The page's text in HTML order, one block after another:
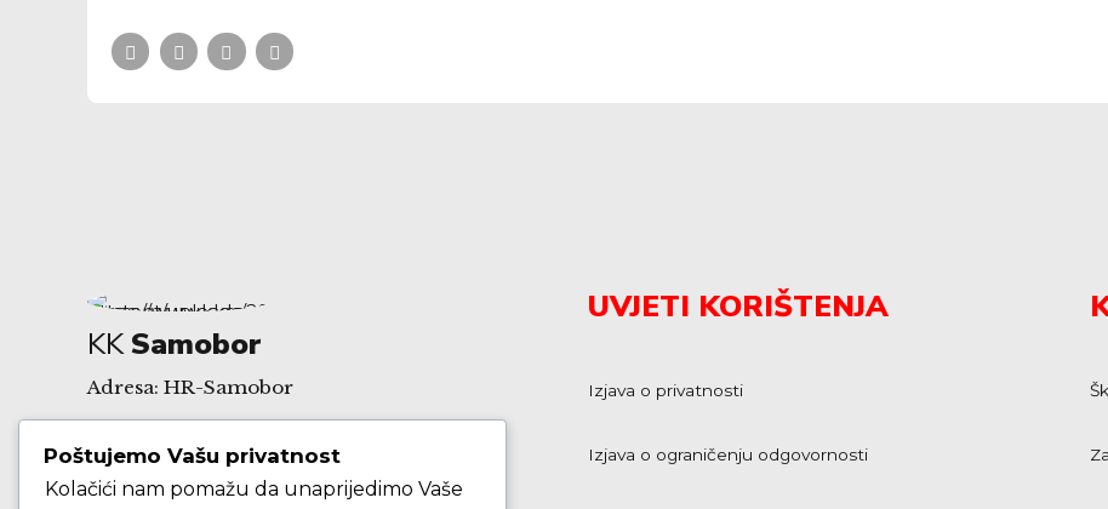
KKSamobor
Adresa: HR-Samobor
Andrije Hebranga 26A
UVJETI KORIŠTENJA
Izjava o privatnosti
Izjava o ograničenju odgovornosti
Poštujemo Vašu privatnost
Kolačići nam pomažu da unaprijedimo Vaše